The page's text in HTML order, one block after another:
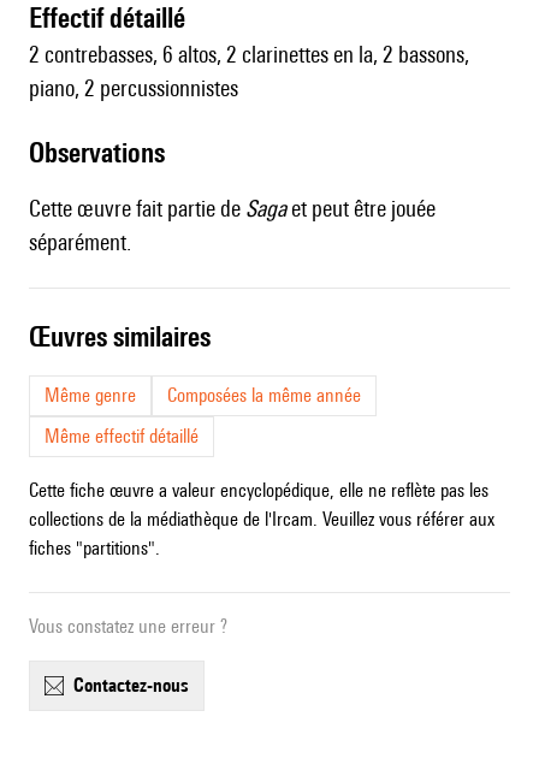
effectif détaillé
2 contrebasses, 6 altos, 2 clarinettes en la, 2 bassons,
piano, 2 percussionnistes
observations
Cette œuvre fait partie de Sagaet peut être jouée
séparément.
œuvres similaires
Même genre
Composées la même année
Même effectif détaillé
Cette fiche œuvre a valeur encyclopédique, elle ne reflète pas les
collections de la médiathèque de l'Ircam. Veuillez vous référer aux
fiches "partitions".
Vous constatez une erreur ?
contactez-nous